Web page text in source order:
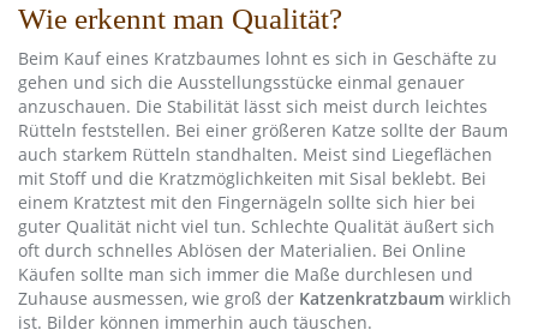
Wie erkennt man Qualität?
Beim Kauf eines Kratzbaumes lohnt es sich in Geschäfte zu
gehen und sich die Ausstellungsstücke einmal genauer
anzuschauen. Die Stabilität lässt sich meist durch leichtes
Rütteln feststellen. Bei einer größeren Katze sollte der Baum
auch starkem Rütteln standhalten. Meist sind Liegeflächen
mit Stoff und die Kratzmöglichkeiten mit Sisal beklebt. Bei
einem Kratztest mit den Fingernägeln sollte sich hier bei
guter Qualität nicht viel tun. Schlechte Qualität äußert sich
oft durch schnelles Ablösen der Materialien. Bei Online
Käufen sollte man sich immer die Maße durchlesen und
Zuhause ausmessen, wie groß der Katzenkratzbaum wirklich
ist. Bilder können immerhin auch täuschen.